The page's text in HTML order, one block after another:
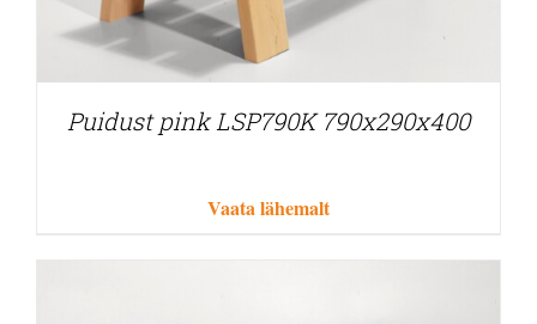
Puidust pink LSP790K 790x290x400
Vaata lähemalt